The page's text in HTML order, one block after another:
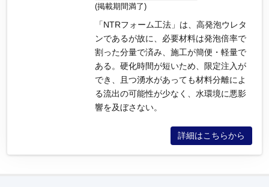
(掲載期間満了)
「NTRフォーム工法」は、高発泡ウレタ
ンであるが故に、必要材料は発泡倍率で
割った分量で済み、施工が簡便・軽量で
ある。硬化時間が短いため、限定注入が
でき、且つ湧水があっても材料分離によ
る流出の可能性が少なく、水環境に悪影
響を及ぼさない。
詳細はこちらから